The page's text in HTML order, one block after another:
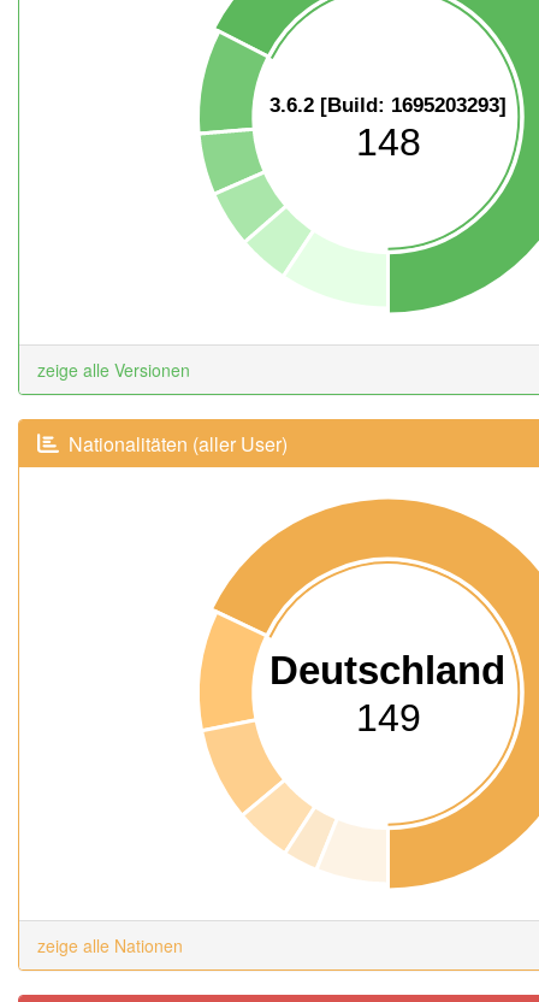
3.6.2 [Build: 1695203293]
148
zeige alle Versionen
Nationalitäten (aller User)
Deutschland
149
zeige alle Nationen